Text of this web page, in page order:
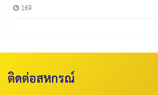
169
ติดต่อสหกรณ์